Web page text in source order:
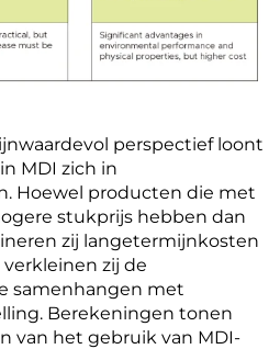
perspectief loont
MDI zich in
Hoewel producten die met
stukprijs hebben dan
zij langetermijnkosten
zij de
samenhangen met
Berekeningen tonen
van het gebruik van MDI-